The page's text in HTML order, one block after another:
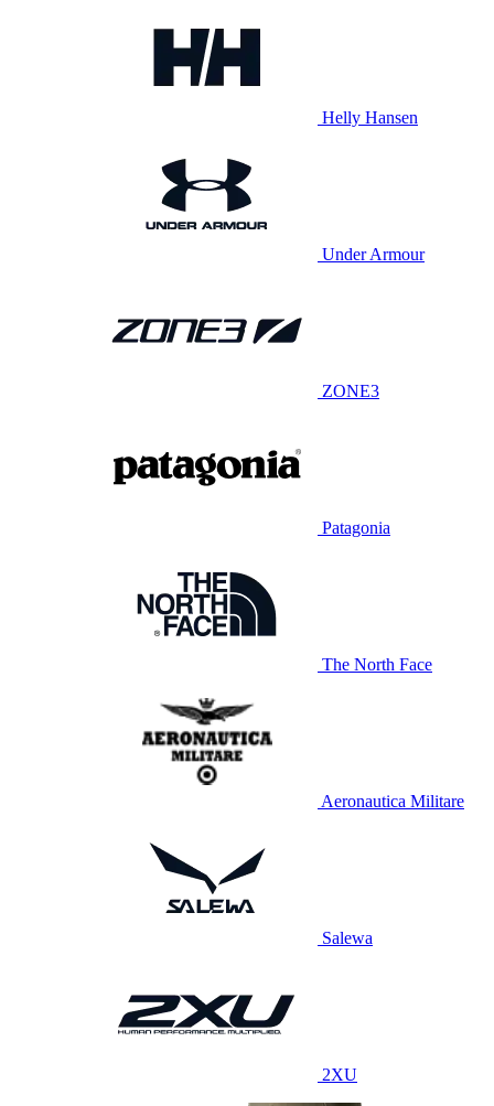
Helly Hansen
Under Armour
ZONE3
Patagonia
The North Face
Aeronautica Militare
Salewa
2XU